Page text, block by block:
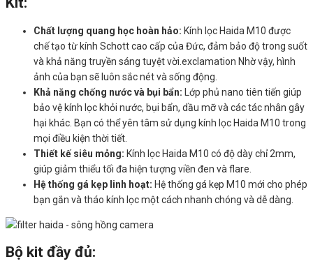
Chất lượng quang học hoàn hảo: Kính lọc Haida M10 được
chế tạo từ kính Schott cao cấp của Đức, đảm bảo độ trong suốt
và khả năng truyền sáng tuyệt vời.exclamation Nhờ vậy, hình
ảnh của bạn sẽ luôn sắc nét và sống động.
Khả năng chống nước và bụi bẩn: Lớp phủ nano tiên tiến giúp
bảo vệ kính lọc khỏi nước, bụi bẩn, dầu mỡ và các tác nhân gây
hại khác. Bạn có thể yên tâm sử dụng kính lọc Haida M10 trong
mọi điều kiện thời tiết.
Thiết kế siêu mỏng: Kính lọc Haida M10 có độ dày chỉ 2mm,
giúp giảm thiểu tối đa hiện tượng viền đen và flare.
Hệ thống gá kẹp linh hoạt: Hệ thống gá kẹp M10 mới cho phép
bạn gắn và tháo kính lọc một cách nhanh chóng và dễ dàng.
Bộ kit đầy đủ: